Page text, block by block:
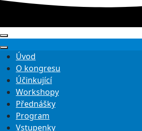
Úvod
O kongresu
Účinkující
Workshopy
Přednášky
Program
Vstupenky